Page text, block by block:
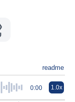
readme
0:00 1.0x